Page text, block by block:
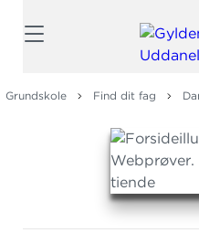
Grundskole Find dit fag